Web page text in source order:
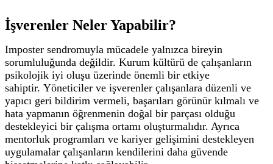
İşverenler Neler Yapabilir?
Imposter sendromuyla mücadele yalnızca bireyin
sorumluluğunda değildir. Kurum kültürü de çalışanların
psikolojik iyi oluşu üzerinde önemli bir etkiye
sahiptir. Yöneticiler ve işverenler çalışanlara düzenli ve
yapıcı geri bildirim vermeli, başarıları görünür kılmalı ve
hata yapmanın öğrenmenin doğal bir parçası olduğu
destekleyici bir çalışma ortamı oluşturmalıdır. Ayrıca
mentorluk programları ve kariyer gelişimini destekleyen
uygulamalar çalışanların kendilerini daha güvende